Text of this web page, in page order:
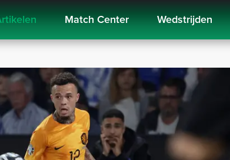
Match Center Wedstrijden